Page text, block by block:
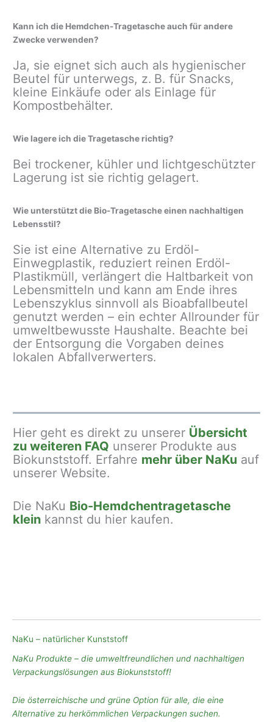
Kann ich die Hemdchen-Tragetasche auch für andere
Zwecke verwenden?
Ja, sie eignet sich auch als hygienischer
Beutel für unterwegs, z. B. für Snacks,
kleine Einkäufe oder als Einlage für
Kompostbehälter.
Wie lagere ich die Tragetasche richtig?
Bei trockener, kühler und lichtgeschützter
Lagerung ist sie richtig gelagert.
Wie unterstützt die Bio-Tragetasche einen nachhaltigen
Lebensstil?
Sie ist eine Alternative zu Erdöl-
Einwegplastik, reduziert reinen Erdöl-
Plastikmüll, verlängert die Haltbarkeit von
Lebensmitteln und kann am Ende ihres
Lebenszyklus sinnvoll als Bioabfallbeutel
genutzt werden – ein echter Allrounder für
umweltbewusste Haushalte. Beachte bei
der Entsorgung die Vorgaben deines
lokalen Abfallverwerters.
Hier geht es direkt zu unserer Übersicht
zu weiteren FAQ unserer Produkte aus
Biokunststoff. Erfahre mehr über NaKu auf
unserer Website.
Die NaKu Bio-Hemdchentragetasche
klein kannst du hier kaufen.
NaKu – natürlicher Kunststoff
NaKu Produkte – die umweltfreundlichen und nachhaltigen
Verpackungslösungen aus Biokunststoff!
Die österreichische und grüne Option für alle, die eine
Alternative zu herkömmlichen Verpackungen suchen.